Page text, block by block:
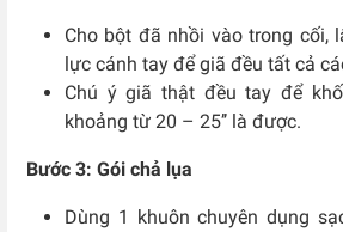
Cho bột đã nhồi vào trong cối,
lực cánh tay để giã đều tất cả
Chú ý giã thật đều tay để
khoảng từ 20 – 25’’ là được.
Bước 3: Gói chả lụa
Dùng 1 khuôn chuyên dụng